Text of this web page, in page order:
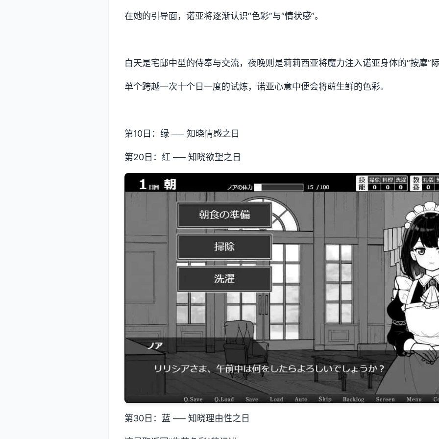
在她的引导面，诺亚将逐渐认识“色彩”与“情状感”。
白天是宅邸中型的侍奉与交流，夜晚则是莉莉西亚将魔力注入诺亚身体的“按摩”
单个跨越一次十个日一度的试炼，诺亚心意中便会将萌生鲜的色彩。
第10日：绿 ── 知晓情感之日
第20日：红 ── 知晓欲望之日
第30日：蓝 ── 知晓理由性之日